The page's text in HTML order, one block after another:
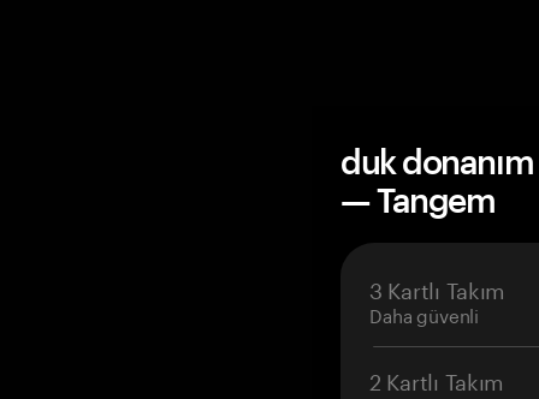
duk donanım
— Tangem
3 Kartlı Takım
Daha güvenli
2 Kartlı Takım